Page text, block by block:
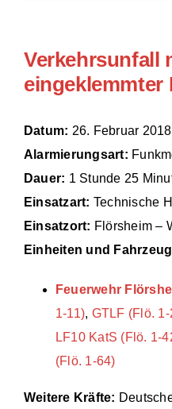
Bürgerinfo
Technik
Verkehrsunfall
eingeklemmter
Datum: 26. Februar
Alarmierungsart:
Dauer: 1 Stunde 25
Einsatzart: Technische
Einsatzort: Flörsheim –
Einheiten und
Feuerwehr
1-11), GTLF (Flö. 1-
LF10 KatS (Flö. 1-
(Flö. 1-64)
Weitere Kräfte: